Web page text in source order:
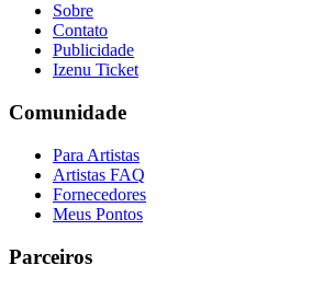
Sobre
Contato
Publicidade
Izenu Ticket
Comunidade
Para Artistas
Artistas FAQ
Fornecedores
Meus Pontos
Parceiros